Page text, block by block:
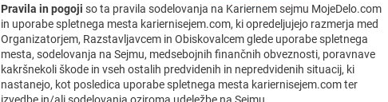
Pravila in pogojiso ta pravila sodelovanja na Kariernem sejmu MojeDelo.com
in uporabe spletnega mesta kariernisejem.com, ki opredeljujejo razmerja med
Organizatorjem, Razstavljavcem in Obiskovalcem glede uporabe spletnega
mesta, sodelovanja na Sejmu, medsebojnih finančnih obveznosti, poravnave
kakršnekoli škode in vseh ostalih predvidenih in nepredvidenih situacij, ki
nastanejo, kot posledica uporabe spletnega mesta kariernisejem.com ter